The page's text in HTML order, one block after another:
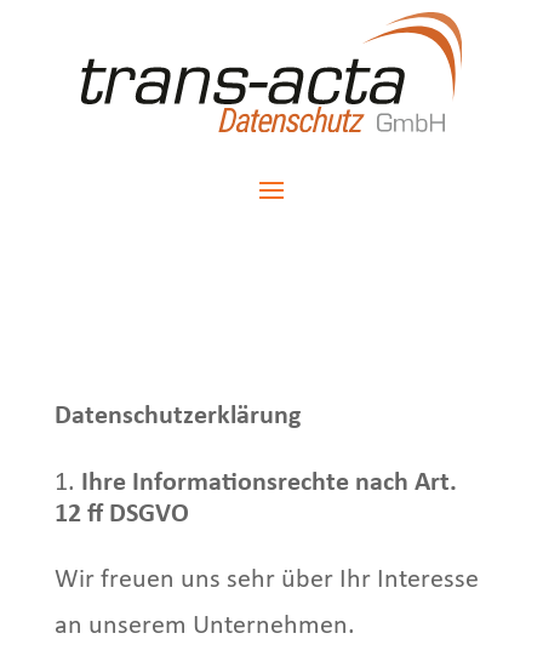
Datenschutzerklärung
Ihre Informationsrechte nach Art.
12 ff DSGVO
Wir freuen uns sehr über Ihr Interesse
an unserem Unternehmen.